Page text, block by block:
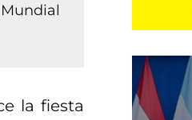
la fiesta